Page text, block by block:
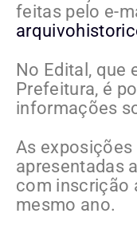
feitas pelo e-
No Edital, que
Prefeitura, é
informações
As
apresentadas
com inscrição
mesmo ano.